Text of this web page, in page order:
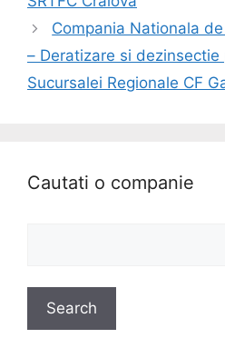
Compania Nationala de
– Deratizare si
Sucursalei Regionale CF
Cautati o companie